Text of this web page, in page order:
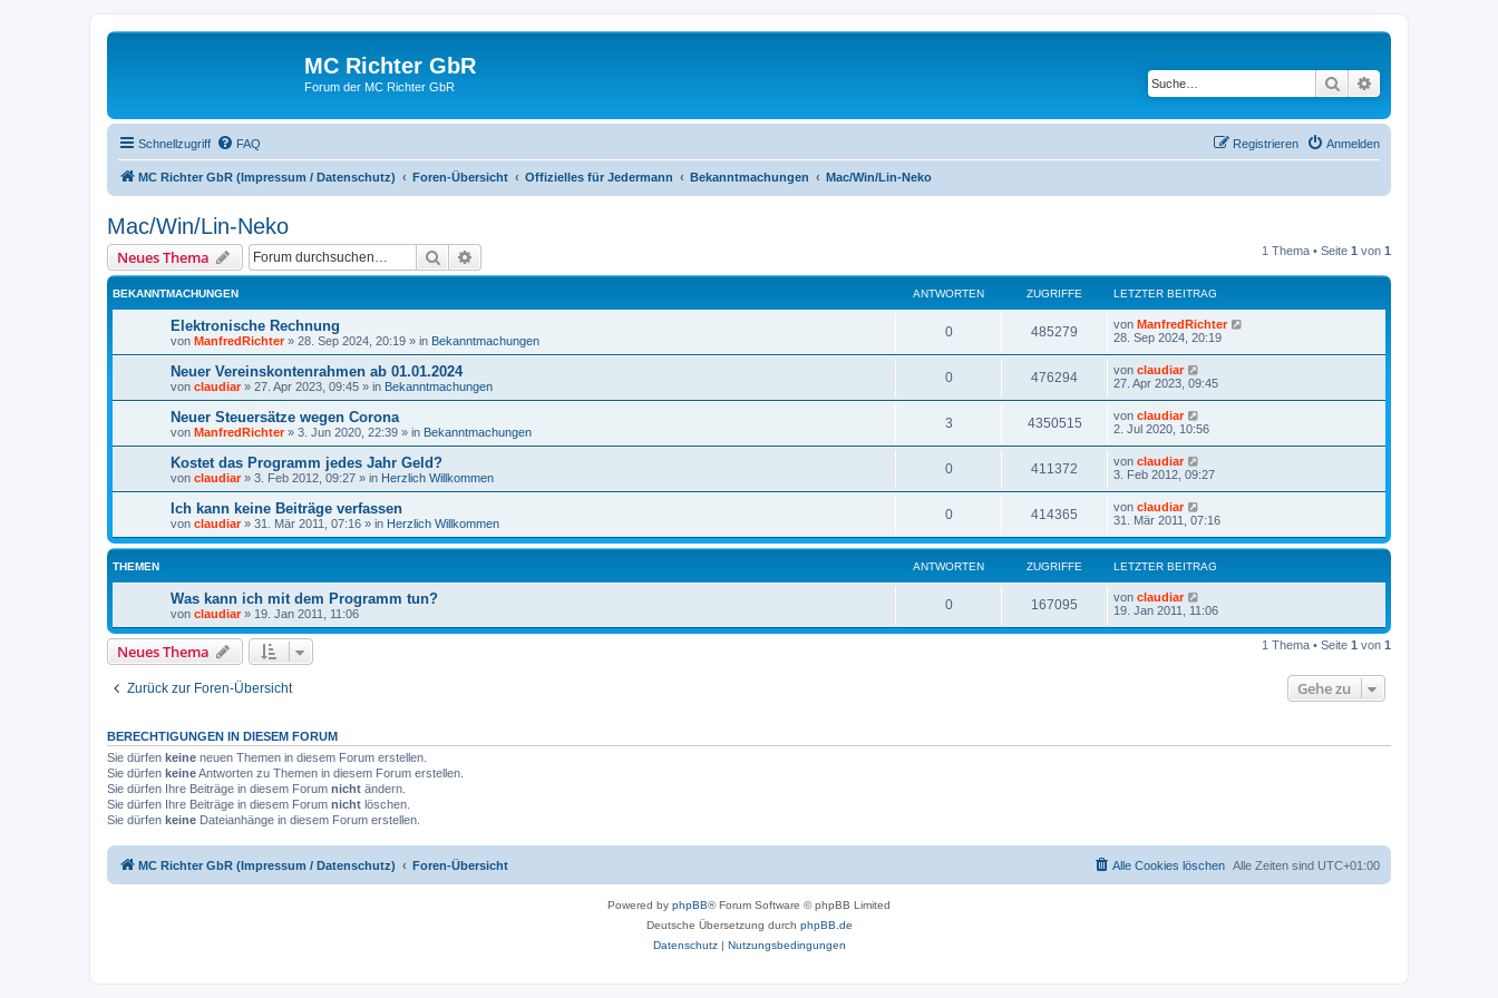
MC Richter GbR
Forum der MC Richter GbR Suche
Schnellzugriff FAQ Anmelden
Registrieren
MC Richter GbR (Impressum / Datenschutz) Foren-Übersicht Offizielles für Jedermann Bekanntmachungen Mac/Win/Lin-Neko
Mac/Win/Lin-Neko
Neues Thema Suche 1 Thema • Seite 1 von 1
BEKANNTMACHUNGEN ANTWORTEN ZUGRIFFE LETZTER BEITRAG
Elektronische Rechnung
von ManfredRichter» 28. Sep 2024, 20:19 » in Bekanntmachungen
0 485279 von ManfredRichter
28. Sep 2024, 20:19
Neuer Vereinskontenrahmen ab 01.01.2024
von claudiar» 27. Apr 2023, 09:45 » in Bekanntmachungen
0 476294 von claudiar
27. Apr 2023, 09:45
Neuer Steuersätze wegen Corona
von ManfredRichter» 3. Jun 2020, 22:39 » in Bekanntmachungen
3 4350515 von claudiar
2. Jul 2020, 10:56
Kostet das Programm jedes Jahr Geld?
von claudiar» 3. Feb 2012, 09:27 » in Herzlich Willkommen
0 411372 von claudiar
3. Feb 2012, 09:27
Ich kann keine Beiträge verfassen
von claudiar» 31. Mär 2011, 07:16 » in Herzlich Willkommen
0 414365 von claudiar
31. Mär 2011, 07:16
THEMEN ANTWORTEN ZUGRIFFE LETZTER BEITRAG
Was kann ich mit dem Programm tun?
von claudiar» 19. Jan 2011, 11:06
0 167095 von claudiar
19. Jan 2011, 11:06
Neues Thema 1 Thema • Seite 1 von 1
Zurück zur Foren-Übersicht Gehe zu
BERECHTIGUNGEN IN DIESEM FORUM
Sie dürfen keine neuen Themen in diesem Forum erstellen.
Sie dürfen keineAntworten zu Themen in diesem Forum erstellen.
Sie dürfen Ihre Beiträge in diesem Forum nicht ändern.
Sie dürfen Ihre Beiträge in diesem Forum nicht löschen.
Sie dürfen keine Dateianhänge in diesem Forum erstellen.
MC Richter GbR (Impressum / Datenschutz) Foren-Übersicht Alle Zeiten sind UTC+01:00
Alle Cookies löschen
Powered by phpBB® Forum Software © phpBB Limited
Deutsche Übersetzung durch phpBB.de
Datenschutz| Nutzungsbedingungen